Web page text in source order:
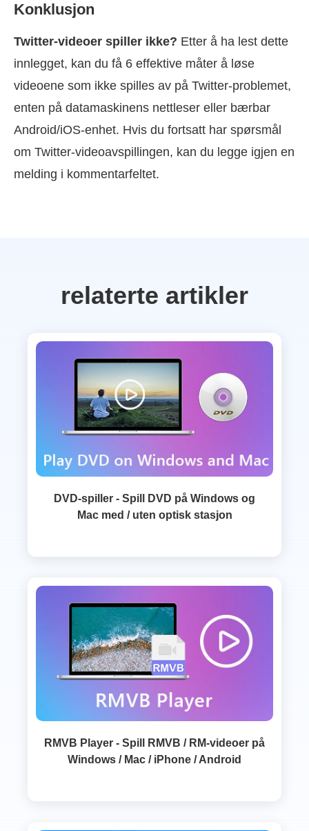
Konklusjon
Twitter-videoer spiller ikke? Etter å ha lest dette
innlegget, kan du få 6 effektive måter å løse
videoene som ikke spilles av på Twitter-problemet,
enten på datamaskinens nettleser eller bærbar
Android/iOS-enhet. Hvis du fortsatt har spørsmål
om Twitter-videoavspillingen, kan du legge igjen en
melding i kommentarfeltet.
relaterte artikler
DVD-spiller - Spill DVD på Windows og
Mac med / uten optisk stasjon
RMVB Player - Spill RMVB / RM-videoer på
Windows / Mac / iPhone / Android